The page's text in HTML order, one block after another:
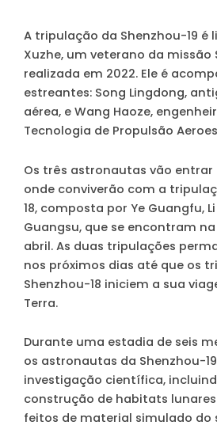
A tripulação da Shenzhou-19 é
Xuzhe, um veterano da missão
realizada em 2022. Ele é
estreantes: Song Lingdong,
aérea, e Wang Haoze,
Tecnologia de Propulsão
Os três astronautas vão entrar
onde conviverão com a
18, composta por Ye Guangfu,
Guangsu, que se encontram
abril. As duas tripulações
nos próximos dias até que os
Shenzhou-18 iniciem a sua
Terra.
Durante uma estadia de seis
os astronautas da Shenzhou-
investigação científica,
construção de habitats
feitos de material simulado do